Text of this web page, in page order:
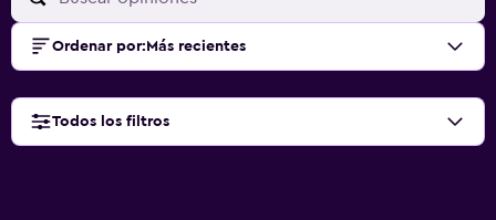
Ordenar por: Más recientes
Todos los filtros